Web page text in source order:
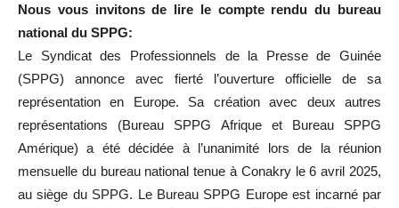
Nous vous invitons de lire le compte rendu du bureau
national du SPPG:
Le Syndicat des Professionnels de la Presse de Guinée
(SPPG) annonce avec fierté l’ouverture officielle de sa
représentation en Europe. Sa création avec deux autres
représentations (Bureau SPPG Afrique et Bureau SPPG
Amérique) a été décidée à l’unanimité lors de la réunion
mensuelle du bureau national tenue à Conakry le 6 avril 2025,
au siège du SPPG. Le Bureau SPPG Europe est incarné par